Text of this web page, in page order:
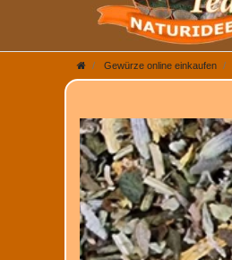
Gewürze online einkaufen